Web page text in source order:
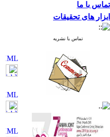
تماس با ما
ابزار های تحقیقات
تماس با نشریه
صندوق پستی:
تلفاکس: 23922270-021